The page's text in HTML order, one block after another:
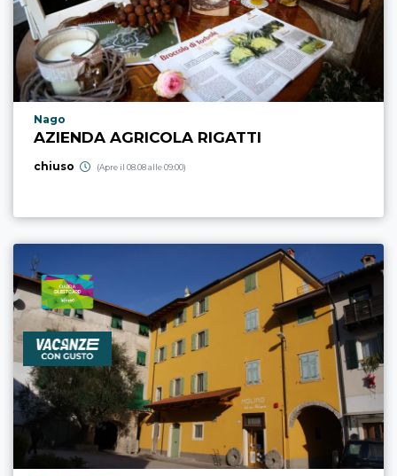
Località punto di interesse
Nago
AZIENDA AGRICOLA RIGATTI
chiuso (Apre il 08.08 alle 09:00)